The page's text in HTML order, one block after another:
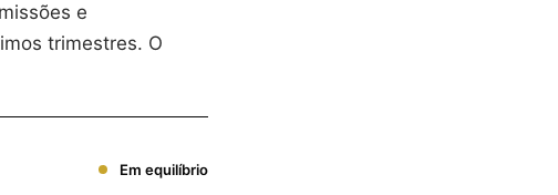
e
trimestres. O
Em equilíbrio